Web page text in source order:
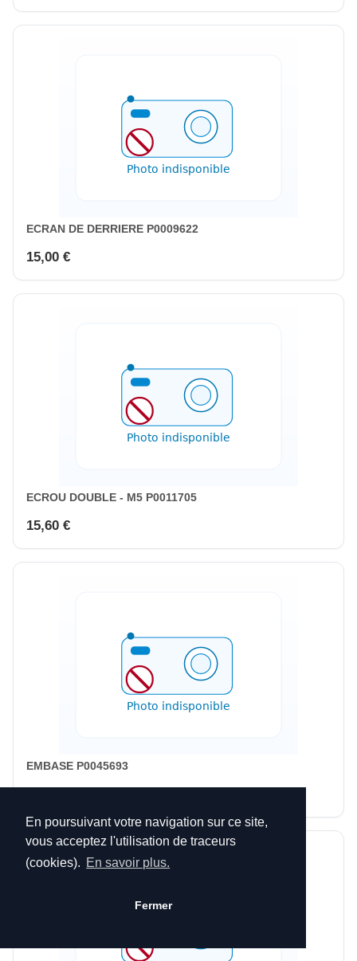
En poursuivant votre navigation sur ce site,
vous acceptez l'utilisation de traceurs
(cookies). En savoir plus.
Fermer
ECRAN DE DERRIERE P0009622
15,00 €
ECROU DOUBLE - M5 P0011705
15,60 €
EMBASE P0045693